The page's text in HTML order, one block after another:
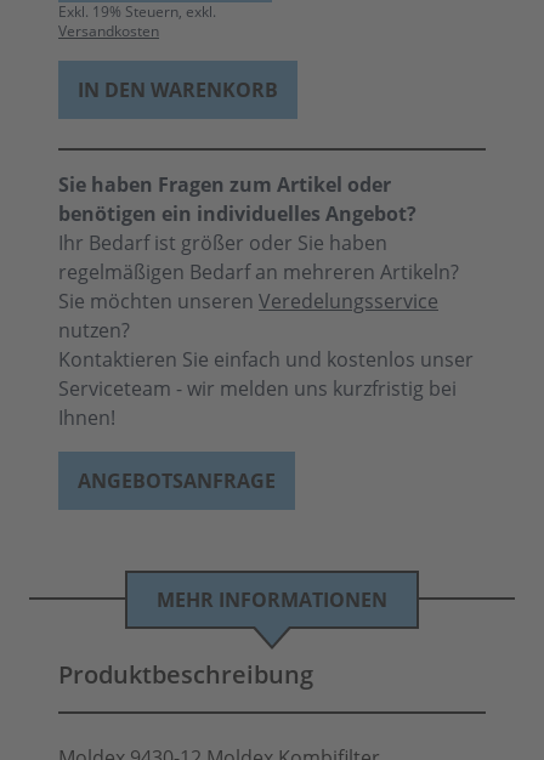
Exkl. 19% Steuern, exkl.
Versandkosten
IN DEN WARENKORB
Sie haben Fragen zum Artikel oder
benötigen ein individuelles Angebot?
Ihr Bedarf ist größer oder Sie haben
regelmäßigen Bedarf an mehreren Artikeln?
Sie möchten unseren Veredelungsservice
nutzen?
Kontaktieren Sie einfach und kostenlos unser
Serviceteam - wir melden uns kurzfristig bei
Ihnen!
ANGEBOTSANFRAGE
MEHR INFORMATIONEN
Produktbeschreibung